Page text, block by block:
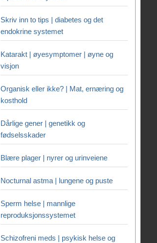
Skriv inn to tips | diabetes og det
endokrine systemet
Katarakt | øyesymptomer | øyne og
visjon
Organisk eller ikke? | Mat, ernæring og
kosthold
Dårlige gener | genetikk og
fødselsskader
Blære plager | nyrer og urinveiene
Nocturnal astma | lungene og puste
Sperm helse | mannlige
reproduksjonssystemet
Schizofreni meds | psykisk helse og